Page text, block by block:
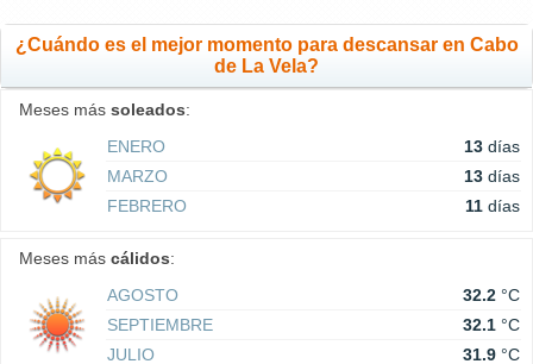
¿Cuándo es el mejor momento para descansar en Cabo
de La Vela?
Meses más soleados:
ENERO
13 días
MARZO
13 días
FEBRERO
11 días
Meses más cálidos:
AGOSTO
32.2 °C
SEPTIEMBRE
32.1 °C
JULIO
31.9 °C